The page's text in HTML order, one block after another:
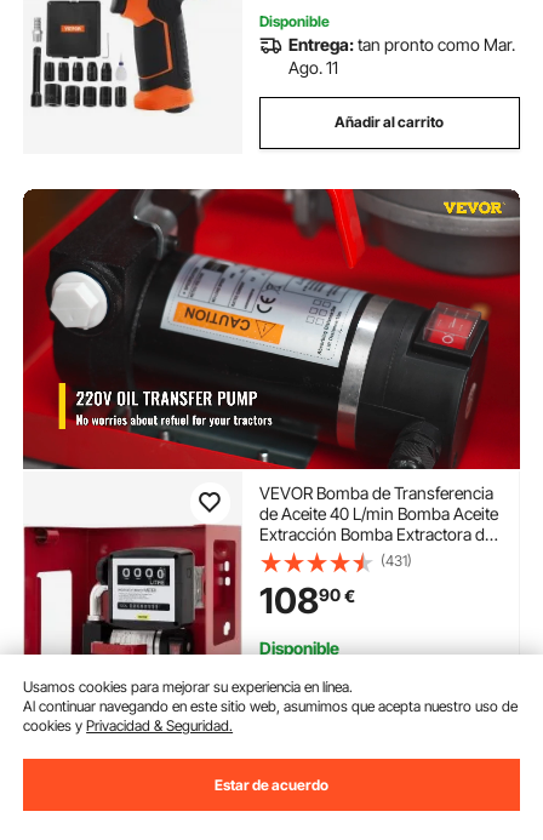
Disponible
Entrega:tan pronto como Mar.
Ago. 11
Añadir al carrito
VEVOR Bomba de Transferencia
de Aceite 40 L/min Bomba Aceite
Extracción Bomba Extractora de
Aceite Bomba Trasvase Gasóleo
Bomba Auto-cebado Bio Diesel y
Gasóleo con Pistola y Manguera
(431)
10890€
Disponible
Mié. Ago. 12
Usamos cookies para mejorar su experiencia en línea.
Al continuar navegando en este sitio web, asumimos que acepta nuestro uso de
cookies yPrivacidad & Seguridad.
Estar de acuerdo